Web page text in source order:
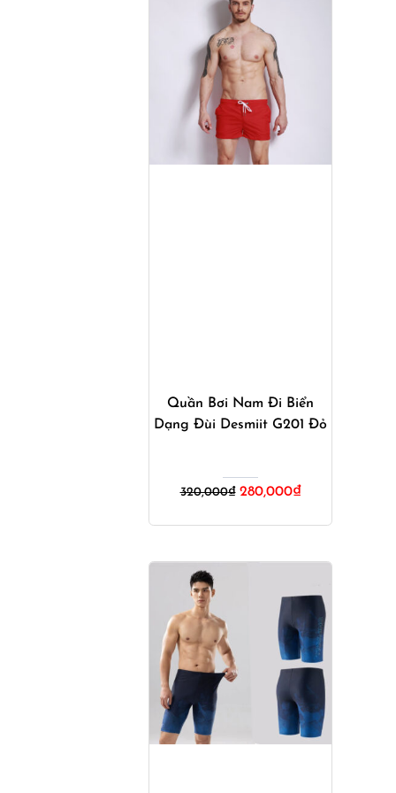
Quần Bơi Nam Đi Biển
Dạng Đùi Desmiit G201 Đỏ
320,000₫ Giá
là:
280,000₫Giá
tại
280,000₫.